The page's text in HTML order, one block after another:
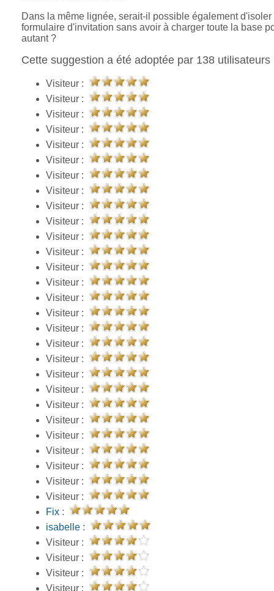
Dans la même lignée, serait-il possible également d'isoler
formulaire d'invitation sans avoir à charger toute la base
autant ?
Cette suggestion a été adoptée par 138 utilisateurs
Visiteur :
Visiteur :
Visiteur :
Visiteur :
Visiteur :
Visiteur :
Visiteur :
Visiteur :
Visiteur :
Visiteur :
Visiteur :
Visiteur :
Visiteur :
Visiteur :
Visiteur :
Visiteur :
Visiteur :
Visiteur :
Visiteur :
Visiteur :
Visiteur :
Visiteur :
Visiteur :
Visiteur :
Visiteur :
Visiteur :
Visiteur :
Visiteur :
Fix :
isabelle :
Visiteur :
Visiteur :
Visiteur :
Visiteur :